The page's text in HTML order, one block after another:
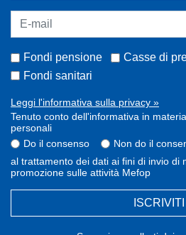
Fondi pensione
Casse di
Fondi sanitari
Leggi l'informativa sulla privacy »
Tenuto conto dell'informativa in
personali
Do il consenso
Non do il
al trattamento dei dati ai fini di invio di
promozione sulle attività Mefop
ISCRIVITI